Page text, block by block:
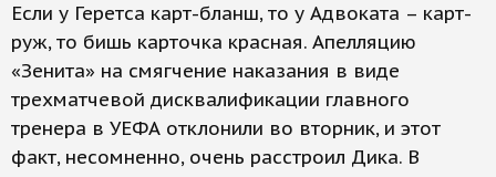
Если у Геретса карт-бланш, то у Адвоката – карт-
руж, то бишь карточка красная. Апелляцию
«Зенита» на смягчение наказания в виде
трехматчевой дисквалификации главного
тренера в УЕФА отклонили во вторник, и этот
факт, несомненно, очень расстроил Дика. В